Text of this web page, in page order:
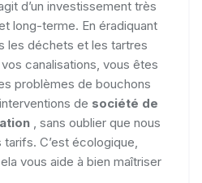
d’un investissement très
long-terme. En éradiquant
les déchets et les tartres
canalisations, vous êtes
problèmes de bouchons
de société de
, sans oublier que nous
tarifs. C’est écologique,
vous aide à bien maîtriser